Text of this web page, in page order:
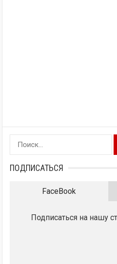
Найти:
ПОДПИСАТЬСЯ
FaceBook
Подписаться на нашу